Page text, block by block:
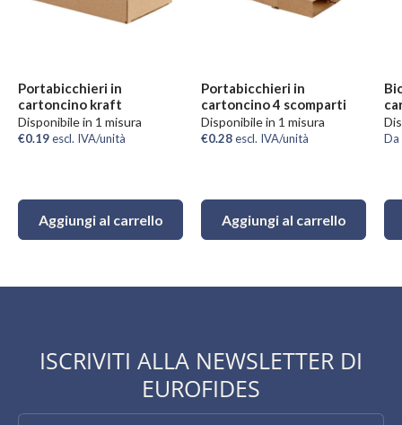
Portabicchieri in
cartoncino kraft
Disponibile in 1 misura
€0.19escl. IVA/unità
Aggiungi al carrello
Portabicchieri in
cartoncino 4 scomparti
Disponibile in 1 misura
€0.28escl. IVA/unità
Aggiungi al carrello
Da
ISCRIVITI ALLA NEWSLETTER DI
EUROFIDES